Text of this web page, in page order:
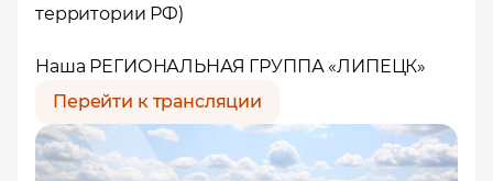
территории РФ)
Наша РЕГИОНАЛЬНАЯ ГРУППА «ЛИПЕЦК»
Перейти к трансляции